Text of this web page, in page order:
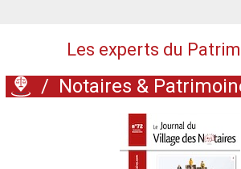
Les experts du
/ Notaires &